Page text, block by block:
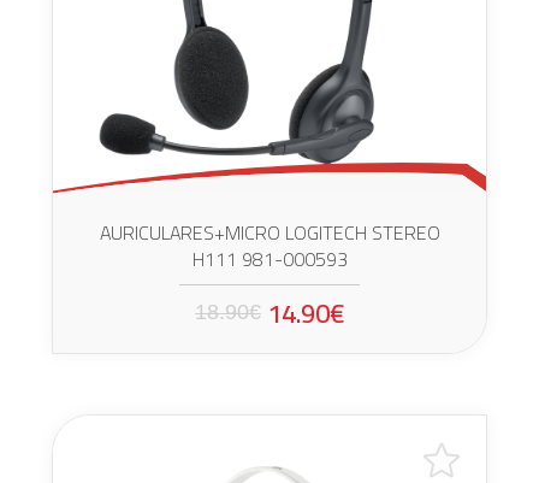
AURICULARES+MICRO LOGITECH STEREO
H111 981-000593
18.90€ 14.90€